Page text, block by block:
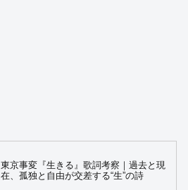
東京事変『生きる』歌詞考察｜過去と現
在、孤独と自由が交差する“生”の詩